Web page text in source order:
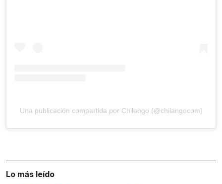
Una publicación compartida por Chilango (@chilangocom)
Lo más leído